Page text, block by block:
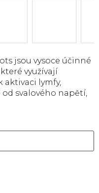
jsou vysoce účinné
využívají
aktivaci lymfy,
svalového napětí,